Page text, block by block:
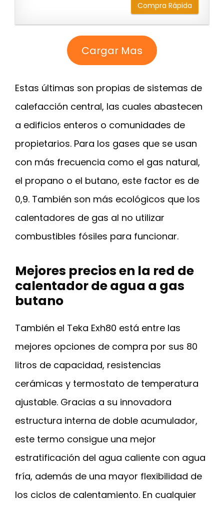
Compra Rápida
Cargar Mas
Estas últimas son propias de sistemas de
calefacción central, las cuales abastecen
a edificios enteros o comunidades de
propietarios. Para los gases que se usan
con más frecuencia como el gas natural,
el propano o el butano, este factor es de
0,9. También son más ecológicos que los
calentadores de gas al no utilizar
combustibles fósiles para funcionar.
Mejores precios en la red de
calentador de agua a gas
butano
También el Teka Exh80 está entre las
mejores opciones de compra por sus 80
litros de capacidad, resistencias
cerámicas y termostato de temperatura
ajustable. Gracias a su innovadora
estructura interna de doble acumulador,
este termo consigue una mejor
estratificación del agua caliente con agua
fría, además de una mayor flexibilidad de
los ciclos de calentamiento. En cualquier